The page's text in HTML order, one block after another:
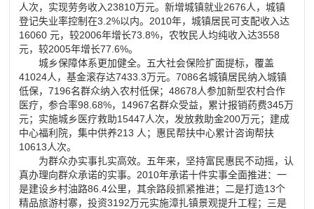
人次，实现劳务收入23810万元。新增城镇就业2676人，城镇
登记失业率控制在3.2%以内。2010年，城镇居民可支配收入达
16060 元，较2006年增长73.8%，农牧民人均纯收入达3558
元，较2005年增长77.6%。
城乡保障体系更加健全。五大社会保险扩面提标，覆盖
41024人，基金滚存达7433.3万元。7086名城镇居民纳入城镇
低保，7196名群众纳入农村低保；48678人参加新型农村合作
医疗，参合率98.68%，14967名群众受益，累计报销药费345万
元；实施城乡医疗救助15447人次，发放救助金200万元；建成
中心福利院，集中供养213 人；惠民帮扶中心累计咨询帮扶
10613人次。
为群众办实事扎实高效。五年来，坚持富民惠民不动摇，认
真办理向群众承诺的实事。2010年承诺十件实事全面推进：一
是建设乡村油路86.4公里，其余路段抓紧推进；二是打造13个
精品旅游村寨，投资3192万元实施漳扎镇景观提升工程；三是